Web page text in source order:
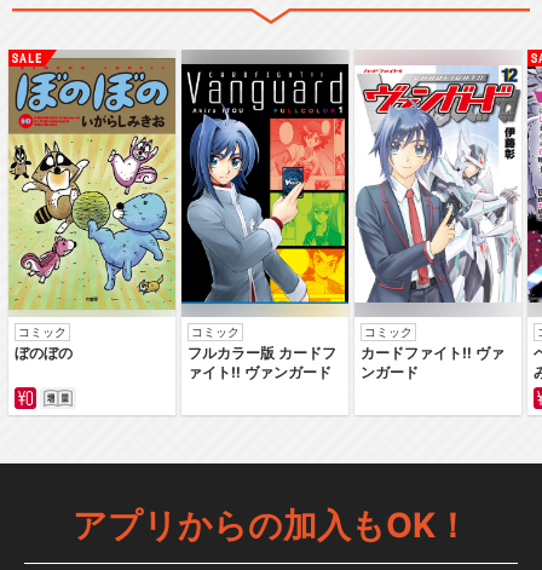
銀魂 第295.5話 愛染香
篇・前編
銀魂 第295.5話 愛染香
篇・後編
銀魂.
劇場版 銀魂 新訳紅桜篇
コミック
ぼのぼの
コミック
フルカラー版 カードフ
ァイト‼ ヴァンガード
コミック
カードファイト‼ ヴァ
ンガード
アプリからの加入もOK！